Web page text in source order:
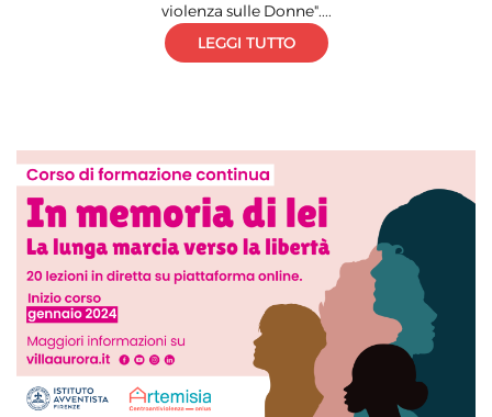
violenza sulle Donne"....
LEGGI TUTTO